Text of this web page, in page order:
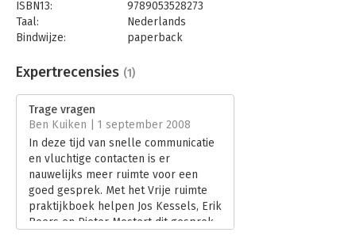
ISBN13:
9789053528273
Taal:
Nederlands
Bindwijze:
paperback
Uitgever:
Boom
Verschijningsdatum:
Hoofdrubriek: Algemeen management
Expertrecensies (1)
Trage vragen
Ben Kuiken | 1 september 2008
In deze tijd van snelle communicatie
en vluchtige contacten is er
nauwelijks meer ruimte voor een
goed gesprek. Met het Vrije ruimte
praktijkboek helpen Jos Kessels, Erik
Boers en Pieter Mostert dit gesprek